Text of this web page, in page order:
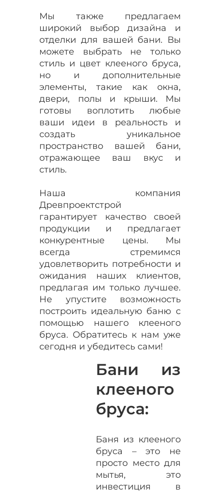
Мы также предлагаем
широкий выбор дизайна и
отделки для вашей бани. Вы
можете выбрать не только
стиль и цвет клееного бруса,
но и дополнительные
элементы, такие как окна,
двери, полы и крыши. Мы
готовы воплотить любые
ваши идеи в реальность и
создать уникальное
пространство вашей бани,
отражающее ваш вкус и
стиль.
Наша компания
Древпроектстрой
гарантирует качество своей
продукции и предлагает
конкурентные цены. Мы
всегда стремимся
удовлетворить потребности и
ожидания наших клиентов,
предлагая им только лучшее.
Не упустите возможность
построить идеальную баню с
помощью нашего клееного
бруса. Обратитесь к нам уже
сегодня и убедитесь сами!
Бани из
клееного
бруса:
Баня из клееного
бруса – это не
просто место для
мытья, это
инвестиция в